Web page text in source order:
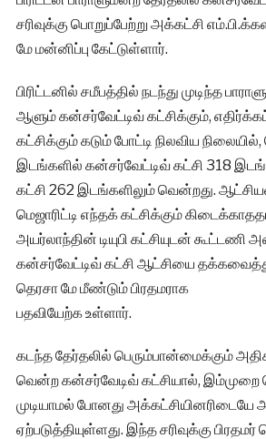
சரிவுக்கு பொறுப்பேற்று அக்கட்சி
மே மன்னிப்பு கேட்டுள்ளார்.
பிரிட்டனில் சமீபத்தில் நடந்து முடிந்த
ஆளும் கன்சர்வேட்டிவ் கட்சிக்கும்,
கட்சிக்கும் கடும் போட்டி நிலவிய
இடங்களில் கன்சர்வேட்டிவ் கட்சி 318
கட்சி 262 இடங்களிலும் வென்றது.
மெஜாரிட்டி எந்தக் கட்சிக்கும்
அயர்லாந்தின் டியுபி கட்சியுடன் கூட்டணி
கன்சர்வேட்டிவ் கட்சி ஆட்சியை
தெரசா மே மீண்டும் பிரதமராக
பதவியேற்க உள்ளார்.
கடந்த தேர்தலில் பெரும்பான்மைக்கும்
வென்ற கன்சர்வேடிவ் கட்சியால், இம்முறை
முடியாமல் போனது அக்கட்சியினரிடையே
ஏற்படுத்தியுள்ளது. இந்த சரிவுக்கு